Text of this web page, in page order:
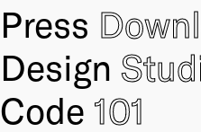
Press
Design
Code 101